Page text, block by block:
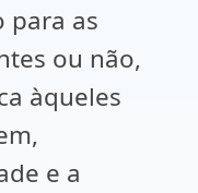
para as
ou não,
àqueles
e a